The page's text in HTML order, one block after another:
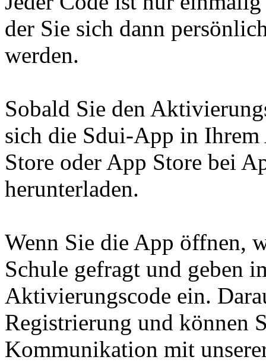
der Sie sich dann
werden.
Sobald Sie den
sich die Sdui-App in
Store oder App Store bei
herunterladen.
Wenn Sie die App öffnen,
Schule gefragt und geben
Aktivierungscode ein.
Registrierung und können
Kommunikation mit